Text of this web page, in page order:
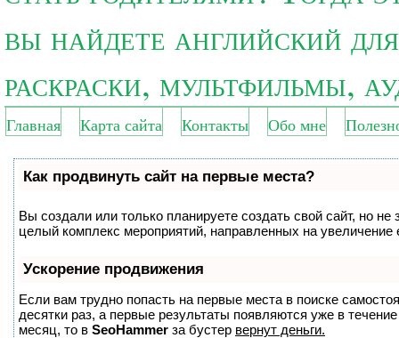
вы найдете английский
раскраски, мультфильмы,
Главная Карта сайта Контакты Обо мне
Как продвинуть сайт на первые места?
Вы создали или только планируете создать свой сайт, но
целый комплекс мероприятий, направленных на
Ускорение продвижения
Если вам трудно попасть на первые места в поиске
десятки раз, а первые результаты появляются уже в
месяц, то в SeoHammer за бустер вернут деньги.